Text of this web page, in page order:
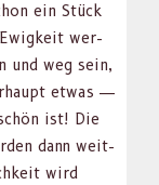
ein Stück
Ewigkeit wer­
und weg sein,
etwas —
ist! Die
dann weit­
wird